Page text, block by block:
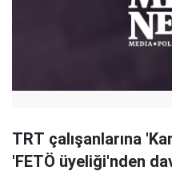
TRT çalışanlarına
'FETÖ üyeliği'nden